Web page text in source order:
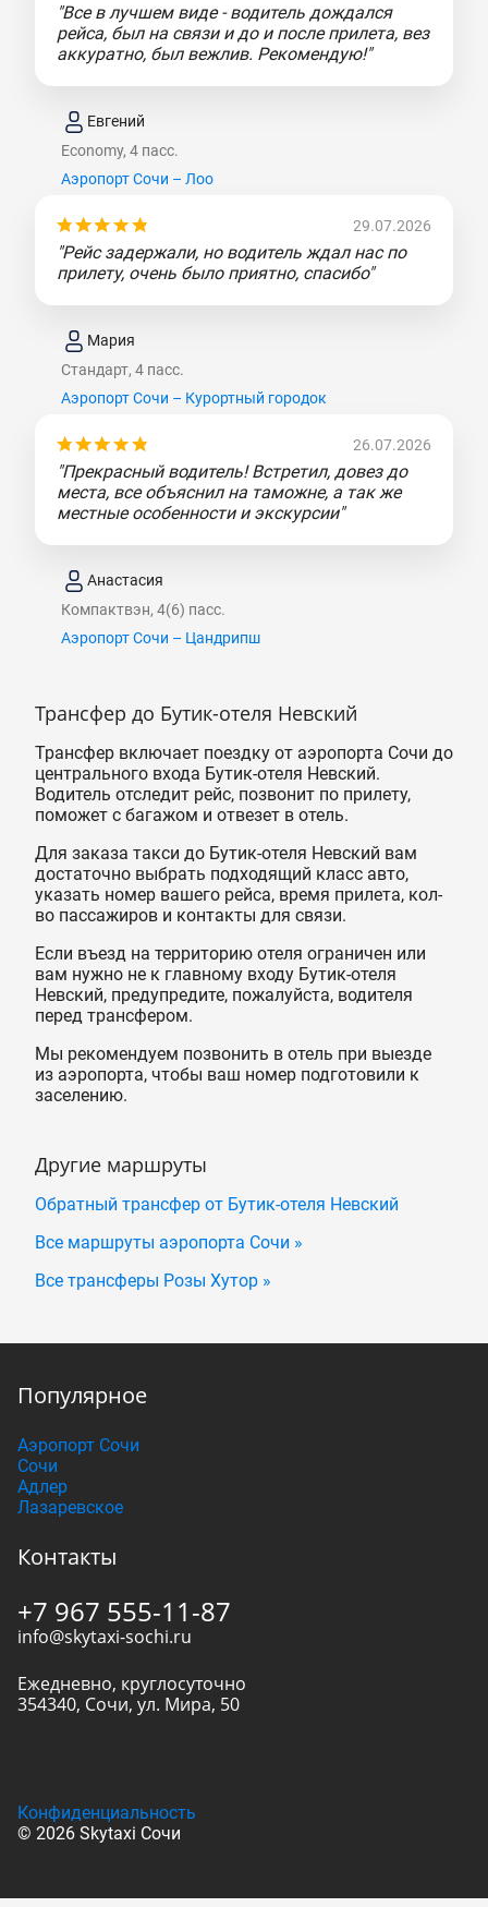
"Все в лучшем виде - водитель дождался
рейса, был на связи и до и после прилета, вез
аккуратно, был вежлив. Рекомендую!"
Евгений
Economy, 4 пасс.
Аэропорт Сочи – Лоо
29.07.2026
"Рейс задержали, но водитель ждал нас по
прилету, очень было приятно, спасибо"
Мария
Стандарт, 4 пасс.
Аэропорт Сочи – Курортный городок
26.07.2026
"Прекрасный водитель! Встретил, довез до
места, все объяснил на таможне, а так же
местные особенности и экскурсии"
Анастасия
Компактвэн, 4(6) пасс.
Аэропорт Сочи – Цандрипш
Трансфер до Бутик-отеля Невский
Трансфер включает поездку от аэропорта Сочи до
центрального входа Бутик-отеля Невский.
Водитель отследит рейс, позвонит по прилету,
поможет с багажом и отвезет в отель.
Для заказа такси до Бутик-отеля Невский вам
достаточно выбрать подходящий класс авто,
указать номер вашего рейса, время прилета, кол-
во пассажиров и контакты для связи.
Если въезд на территорию отеля ограничен или
вам нужно не к главному входу Бутик-отеля
Невский, предупредите, пожалуйста, водителя
перед трансфером.
Мы рекомендуем позвонить в отель при выезде
из аэропорта, чтобы ваш номер подготовили к
заселению.
Другие маршруты
Обратный трансфер от Бутик-отеля Невский
Все маршруты аэропорта Сочи »
Все трансферы Розы Хутор »
Популярное
Аэропорт Сочи
Сочи
Адлер
Лазаревское
Контакты
+7 967 555-11-87
info@skytaxi-sochi.ru
Ежедневно, круглосуточно
354340, Сочи, ул. Мира, 50
© 2026 Skytaxi Сочи
Конфиденциальность